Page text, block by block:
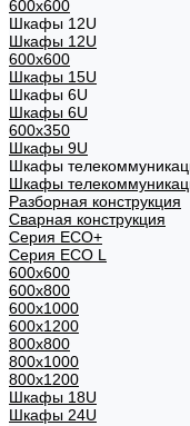
600x600
Шкафы 12U
Шкафы 12U
600x600
Шкафы 15U
Шкафы 6U
Шкафы 6U
600x350
Шкафы 9U
Шкафы
Шкафы
Разборная конструкция
Сварная конструкция
Серия ECO+
Серия ECO L
600x600
600x800
600х1000
600х1200
800x800
800х1000
800х1200
Шкафы 18U
Шкафы 24U